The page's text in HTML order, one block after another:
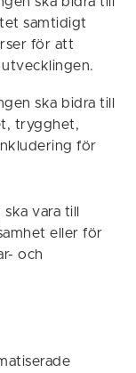
samtidigt
för att
ska bidra till
trygghet,
för
vara till
eller för
och